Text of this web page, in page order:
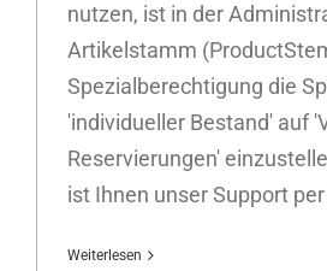
nutzen, ist in der
Artikelstamm
Spezialberechtigung die
'individueller Bestand' auf
Reservierungen'
ist Ihnen unser Support per
Weiterlesen